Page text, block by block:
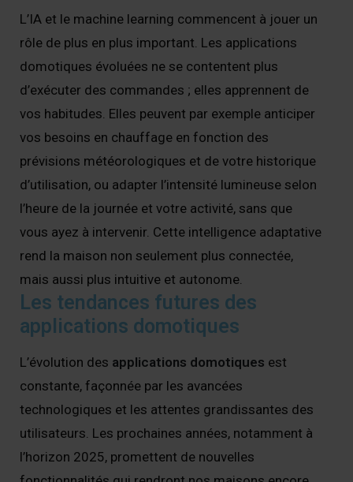
L’IA et le machine learning commencent à jouer un
rôle de plus en plus important. Les applications
domotiques évoluées ne se contentent plus
d’exécuter des commandes ; elles apprennent de
vos habitudes. Elles peuvent par exemple anticiper
vos besoins en chauffage en fonction des
prévisions météorologiques et de votre historique
d’utilisation, ou adapter l’intensité lumineuse selon
l’heure de la journée et votre activité, sans que
vous ayez à intervenir. Cette intelligence adaptative
rend la maison non seulement plus connectée,
mais aussi plus intuitive et autonome.
Les tendances futures des
applications domotiques
L’évolution des applications domotiques est
constante, façonnée par les avancées
technologiques et les attentes grandissantes des
utilisateurs. Les prochaines années, notamment à
l’horizon 2025, promettent de nouvelles